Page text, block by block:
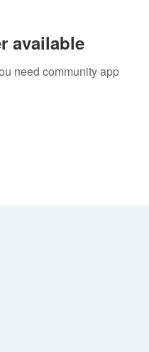
available
need community app